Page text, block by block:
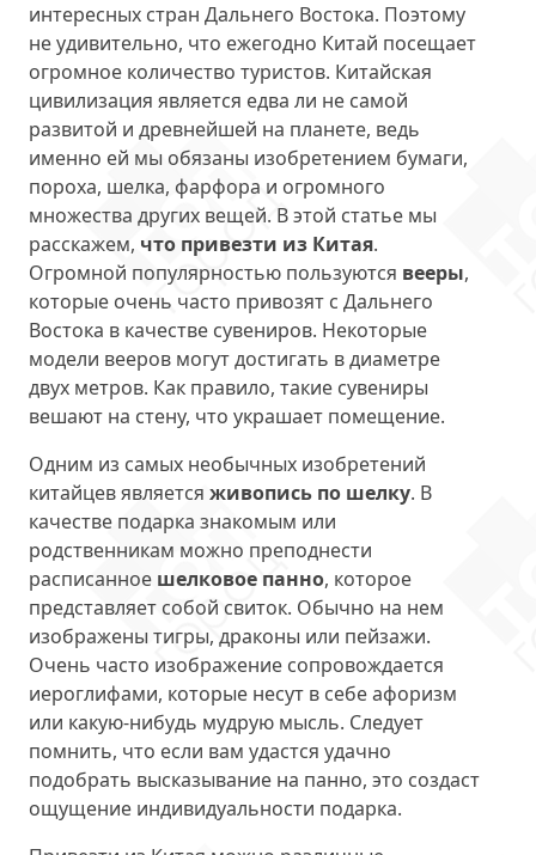
интересных стран Дальнего Востока. Поэтому
не удивительно, что ежегодно Китай посещает
огромное количество туристов. Китайская
цивилизация является едва ли не самой
развитой и древнейшей на планете, ведь
именно ей мы обязаны изобретением бумаги,
пороха, шелка, фарфора и огромного
множества других вещей. В этой статье мы
расскажем, что привезти из Китая.
Огромной популярностью пользуются вееры,
которые очень часто привозят с Дальнего
Востока в качестве сувениров. Некоторые
модели вееров могут достигать в диаметре
двух метров. Как правило, такие сувениры
вешают на стену, что украшает помещение.
Одним из самых необычных изобретений
китайцев является живопись по шелку. В
качестве подарка знакомым или
родственникам можно преподнести
расписанное шелковое панно, которое
представляет собой свиток. Обычно на нем
изображены тигры, драконы или пейзажи.
Очень часто изображение сопровождается
иероглифами, которые несут в себе афоризм
или какую-нибудь мудрую мысль. Следует
помнить, что если вам удастся удачно
подобрать высказывание на панно, это создаст
ощущение индивидуальности подарка.